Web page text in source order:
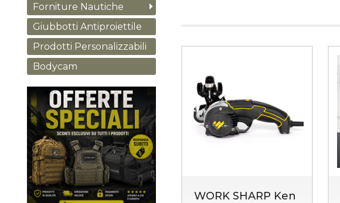
WORK SHARP Ken
Forniture Nautiche
Giubbotti Antiproiettile
Prodotti Personalizzabili
Bodycam